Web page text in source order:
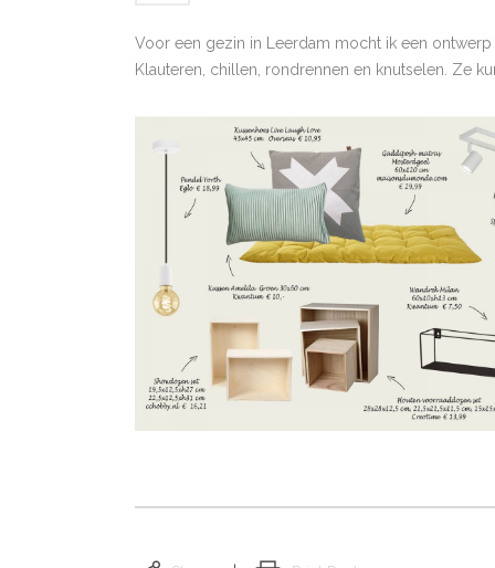
Voor een gezin in Leerdam mocht ik een
Klauteren, chillen, rondrennen en knutselen. Ze